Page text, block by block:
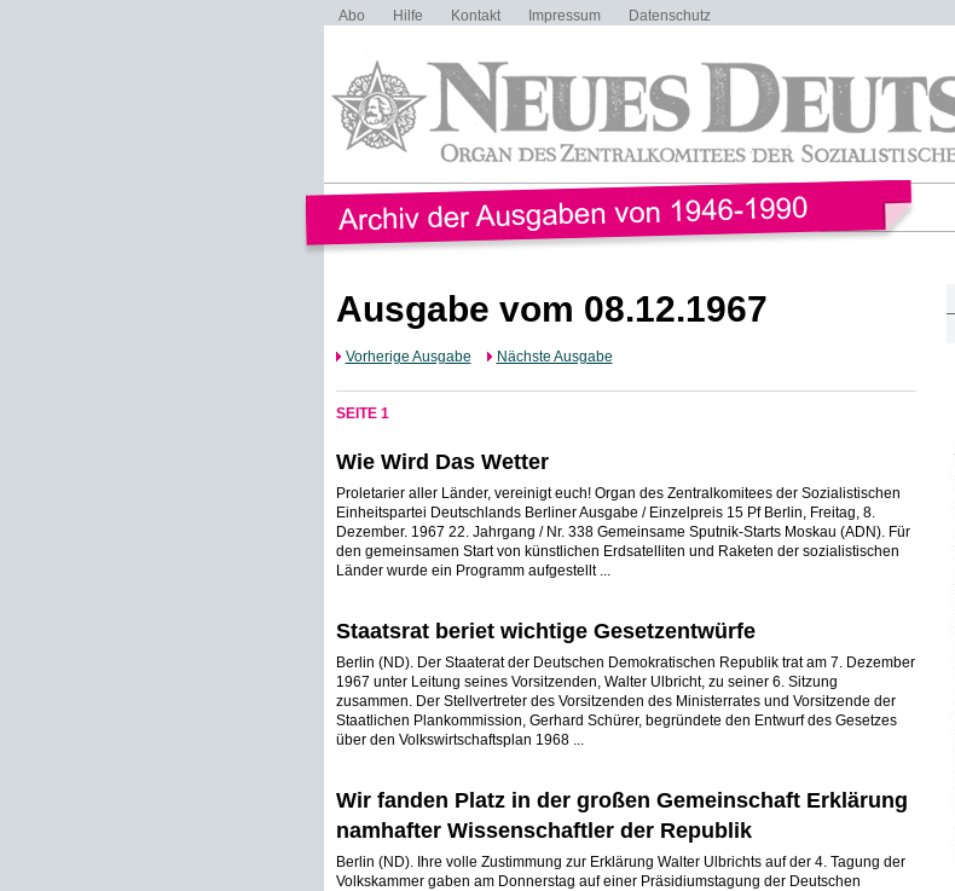
Abo Hilfe Kontakt Impressum Datenschutz
Ausgabe vom 08.12.1967
Vorherige Ausgabe Nächste Ausgabe
SEITE 1
Wie Wird Das Wetter
Proletarier aller Länder, vereinigt euch! Organ des Zentralkomitees der Sozialistischen
Einheitspartei Deutschlands Berliner Ausgabe / Einzelpreis 15 Pf Berlin, Freitag, 8.
Dezember. 1967 22. Jahrgang / Nr. 338 Gemeinsame Sputnik-Starts Moskau (ADN). Für
den gemeinsamen Start von künstlichen Erdsatelliten und Raketen der sozialistischen
Länder wurde ein Programm aufgestellt ...
Staatsrat beriet wichtige Gesetzentwürfe
Berlin (ND). Der Staaterat der Deutschen Demokratischen Republik trat am 7. Dezember
1967 unter Leitung seines Vorsitzenden, Walter Ulbricht, zu seiner 6. Sitzung
zusammen. Der Stellvertreter des Vorsitzenden des Ministerrates und Vorsitzende der
Staatlichen Plankommission, Gerhard Schürer, begründete den Entwurf des Gesetzes
über den Volkswirtschaftsplan 1968 ...
Wir fanden Platz in der großen Gemeinschaft Erklärung
namhafter Wissenschaftler der Republik
Berlin (ND). Ihre volle Zustimmung zur Erklärung Walter Ulbrichts auf der 4. Tagung der
Volkskammer gaben am Donnerstag auf einer Präsidiumstagung der Deutschen